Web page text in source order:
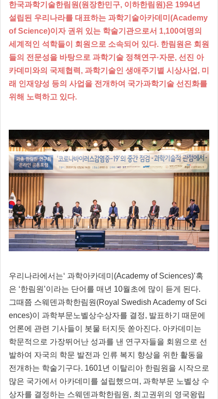
한국과학기술한림원(원장한민구, 이하한림원)은 1994년
설립된 우리나라를 대표하는 과학기술아카데미(Academy
of Science)이자 권위 있는 학술기관으로서 1,100여명의
세계적인 석학들이 회원으로 소속되어 있다. 한림원은 회원
들의 전문성을 바탕으로 과학기술 정책연구·자문, 선진 아
카데미와의 국제협력, 과학기술인 생애주기별 시상사업, 미
래 인재양성 등의 사업을 전개하여 국가과학기술 선진화를
위해 노력하고 있다.
우리나라에서는‘ 과학아카데미(Academy of Sciences)’혹
은 ‘한림원’이라는 단어를 매년 10월초에 많이 듣게 된다.
그때쯤 스웨덴과학한림원(Royal Swedish Academy of Sci
ences)이 과학부문노벨상수상자를 결정, 발표하기 때문에
언론에 관련 기사들이 봇물 터지듯 쏟아진다. 아카데미는
학문적으로 가장뛰어난 성과를 낸 연구자들을 회원으로 선
발하여 자국의 학문 발전과 인류 복지 향상을 위한 활동을
전개하는 학술기구다. 1601년 이탈리아 한림원을 시작으로
많은 국가에서 아카데미를 설립했으며, 과학부문 노벨상 수
상자를 결정하는 스웨덴과학한림원, 최고권위의 영국왕립